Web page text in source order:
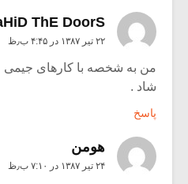
ThE DoorS
۲۲ تیر ۱۳۸۷ در ۴:۴۵ ب٫ظ
من به شخصه با کارهای
شاد .
پاسخ
هومن
۲۴ تیر ۱۳۸۷ در ۷:۱۰ ب٫ظ